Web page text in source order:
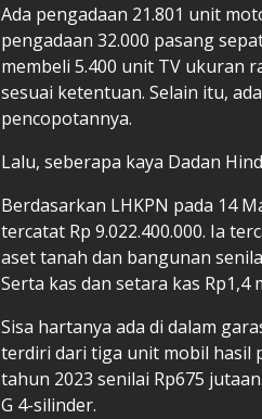
Ada pengadaan 21.801 unit
pengadaan 32.000 pasang
membeli 5.400 unit TV ukuran
sesuai ketentuan. Selain itu,
pencopotannya.
Lalu, seberapa kaya Dadan
Berdasarkan LHKPN pada 14
tercatat Rp 9.022.400.000. Ia
aset tanah dan bangunan
Serta kas dan setara kas Rp1,4
Sisa hartanya ada di dalam
terdiri dari tiga unit mobil hasil
tahun 2023 senilai Rp675
G 4-silinder.